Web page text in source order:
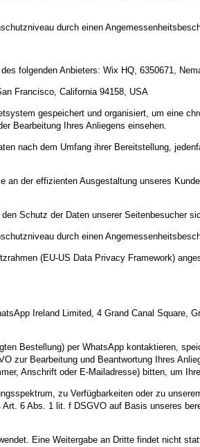
durch einen
folgenden Anbieters: Wix HQ, 6350671,
Francisco, California 94158, USA
gespeichert und organisiert, um eine
Bearbeitung Ihres Anliegens einsehen.
nach dem Umfang ihrer Bereitstellung,
der effizienten Ausgestaltung unseres
Schutz der Daten unserer Seitenbesucher
durch einen
(EU-US Data Privacy Framework)
Ireland Limited, 4 Grand Canal Square,
Bestellung) per WhatsApp kontaktieren,
zur Bearbeitung und Beantwortung Ihres
Anschrift oder E-Mailadresse) bitten, um
zu Verfügbarkeiten oder zu
6 Abs. 1 lit. f DSGVO auf Basis unseres
Eine Weitergabe an Dritte findet nicht